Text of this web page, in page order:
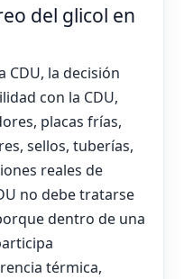
del glicol en
CDU, la decisión
con la CDU,
placas frías,
sellos, tuberías,
reales de
no debe tratarse
dentro de una
térmica,